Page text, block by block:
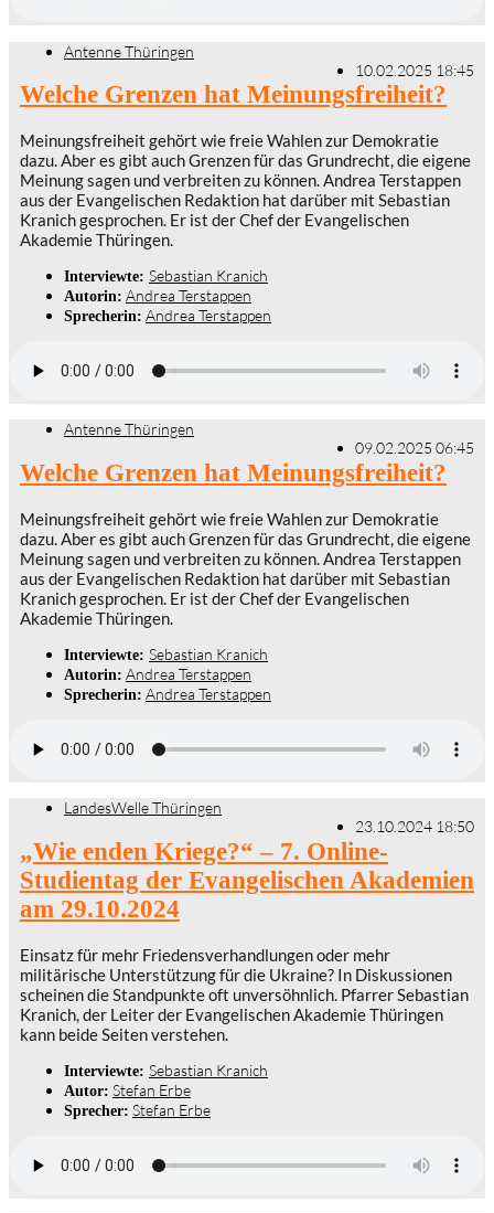
Antenne Thüringen
10.02.2025 18:45
Welche Grenzen hat Meinungsfreiheit?
Meinungsfreiheit gehört wie freie Wahlen zur Demokratie
dazu. Aber es gibt auch Grenzen für das Grundrecht, die eigene
Meinung sagen und verbreiten zu können. Andrea Terstappen
aus der Evangelischen Redaktion hat darüber mit Sebastian
Kranich gesprochen. Er ist der Chef der Evangelischen
Akademie Thüringen.
Interviewte: Sebastian Kranich
Autorin: Andrea Terstappen
Sprecherin: Andrea Terstappen
Antenne Thüringen
09.02.2025 06:45
Welche Grenzen hat Meinungsfreiheit?
Meinungsfreiheit gehört wie freie Wahlen zur Demokratie
dazu. Aber es gibt auch Grenzen für das Grundrecht, die eigene
Meinung sagen und verbreiten zu können. Andrea Terstappen
aus der Evangelischen Redaktion hat darüber mit Sebastian
Kranich gesprochen. Er ist der Chef der Evangelischen
Akademie Thüringen.
Interviewte: Sebastian Kranich
Autorin: Andrea Terstappen
Sprecherin: Andrea Terstappen
LandesWelle Thüringen
23.10.2024 18:50
„Wie enden Kriege?“ – 7. Online-
Studientag der Evangelischen Akademien
am 29.10.2024
Einsatz für mehr Friedensverhandlungen oder mehr
militärische Unterstützung für die Ukraine? In Diskussionen
scheinen die Standpunkte oft unversöhnlich. Pfarrer Sebastian
Kranich, der Leiter der Evangelischen Akademie Thüringen
kann beide Seiten verstehen.
Interviewte: Sebastian Kranich
Autor: Stefan Erbe
Sprecher: Stefan Erbe